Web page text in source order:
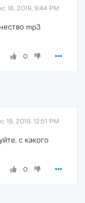
18, 2019, 9:44 PM
mp3
0
19, 2019, 12:51 PM
с какого
0